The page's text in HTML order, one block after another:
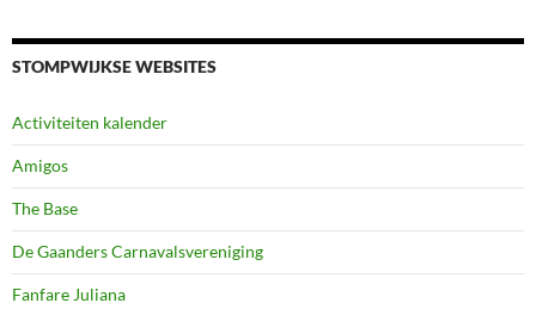
STOMPWIJKSE WEBSITES
Activiteiten kalender
Amigos
The Base
De Gaanders Carnavalsvereniging
Fanfare Juliana